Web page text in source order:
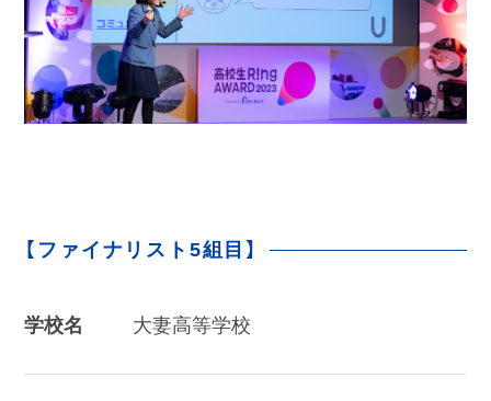
【ファイナリスト5組目】
学校名 大妻高等学校